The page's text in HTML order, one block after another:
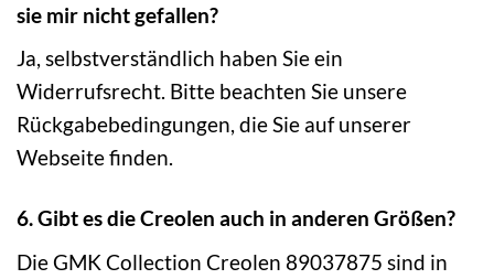
sie mir nicht gefallen?
Ja, selbstverständlich haben Sie ein
Widerrufsrecht. Bitte beachten Sie unsere
Rückgabebedingungen, die Sie auf unserer
Webseite finden.
6. Gibt es die Creolen auch in anderen Größen?
Die GMK Collection Creolen 89037875 sind in